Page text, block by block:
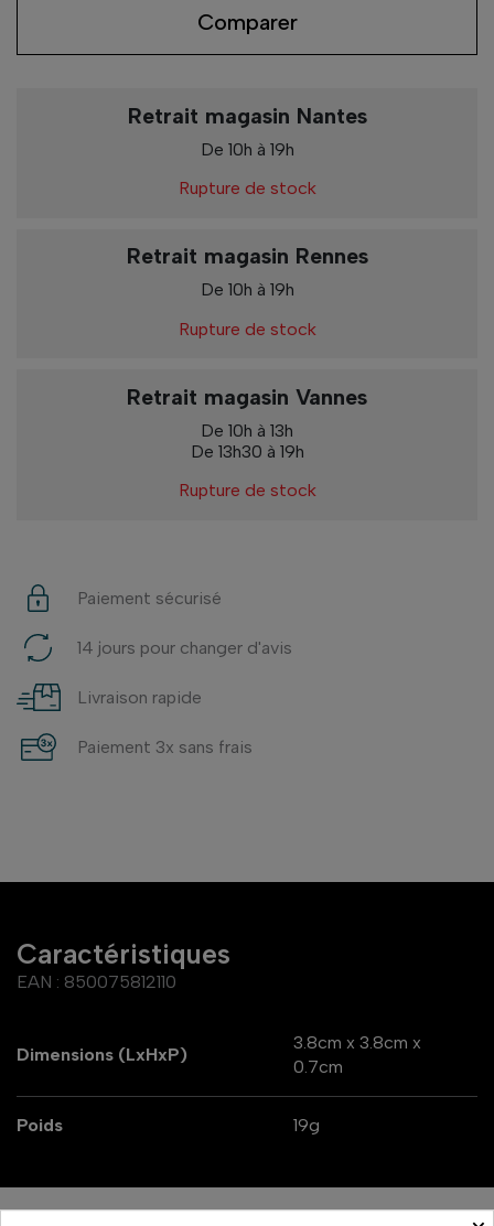
Comparer
Retrait magasin Nantes
De 10h à 19h
Rupture de stock
Retrait magasin Rennes
De 10h à 19h
Rupture de stock
Retrait magasin Vannes
De 10h à 13h
De 13h30 à 19h
Rupture de stock
Paiement sécurisé
14 jours pour changer d'avis
Livraison rapide
Paiement 3x sans frais
Caractéristiques
EAN : 850075812110
Dimensions (LxHxP)
3.8cm x 3.8cm x
0.7cm
Poids 19g